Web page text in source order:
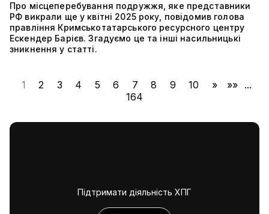
Про місцеперебування подружжя, яке представники
РФ викрали ще у квітні 2025 року, повідомив голова
правління Кримськотатарського ресурсного центру
Ескендер Барієв. Згадуємо це та інші насильницькі
зникнення у статті.
1 2 3 4 5 6 7 8 9 10 » »» ...
164
Підтримати діяльність ХПГ